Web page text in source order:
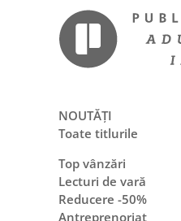
NOUTĂȚI
Toate titlurile
Top vânzări
Lecturi de vară
Reducere -50%
Antreprenoriat